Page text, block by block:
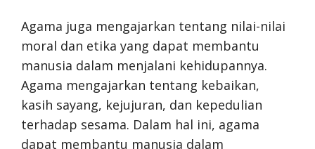
Agama juga mengajarkan tentang nilai-nilai
moral dan etika yang dapat membantu
manusia dalam menjalani kehidupannya.
Agama mengajarkan tentang kebaikan,
kasih sayang, kejujuran, dan kepedulian
terhadap sesama. Dalam hal ini, agama
dapat membantu manusia dalam